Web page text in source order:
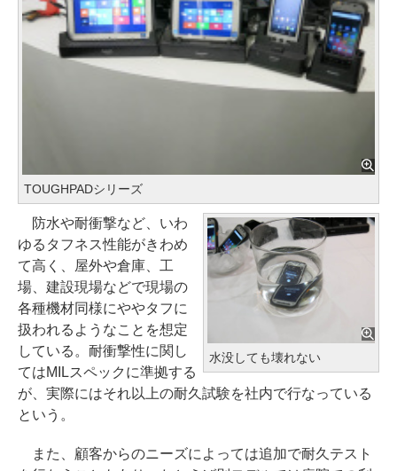
TOUGHPADシリーズ
水没しても壊れない
防水や耐衝撃など、いわ
ゆるタフネス性能がきわめ
て高く、屋外や倉庫、工
場、建設現場などで現場の
各種機材同様にややタフに
扱われるようなことを想定
している。耐衝撃性に関し
てはMILスペックに準拠する
が、実際にはそれ以上の耐久試験を社内で行なっている
という。
また、顧客からのニーズによっては追加で耐久テスト